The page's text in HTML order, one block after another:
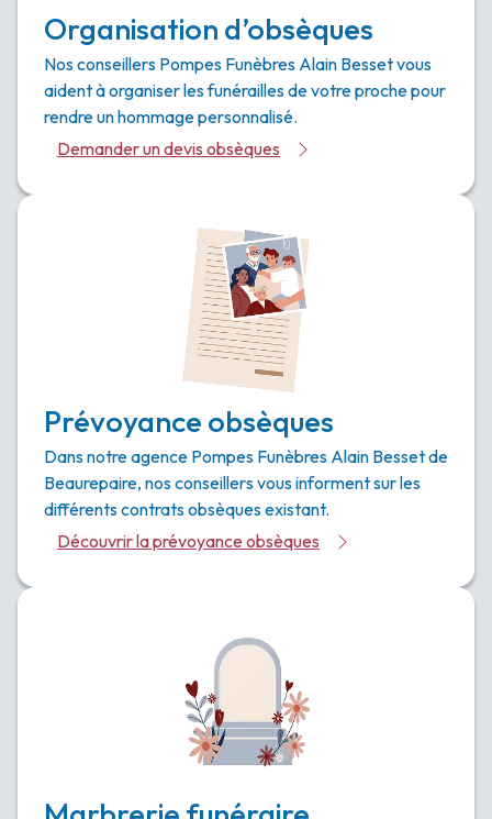
Organisation d’obsèques
Nos conseillers Pompes Funèbres Alain Besset vous
aident à organiser les funérailles de votre proche pour
rendre un hommage personnalisé.
Demander un devis obsèques
Prévoyance obsèques
Dans notre agence Pompes Funèbres Alain Besset de
Beaurepaire, nos conseillers vous informent sur les
différents contrats obsèques existant.
Découvrir la prévoyance obsèques